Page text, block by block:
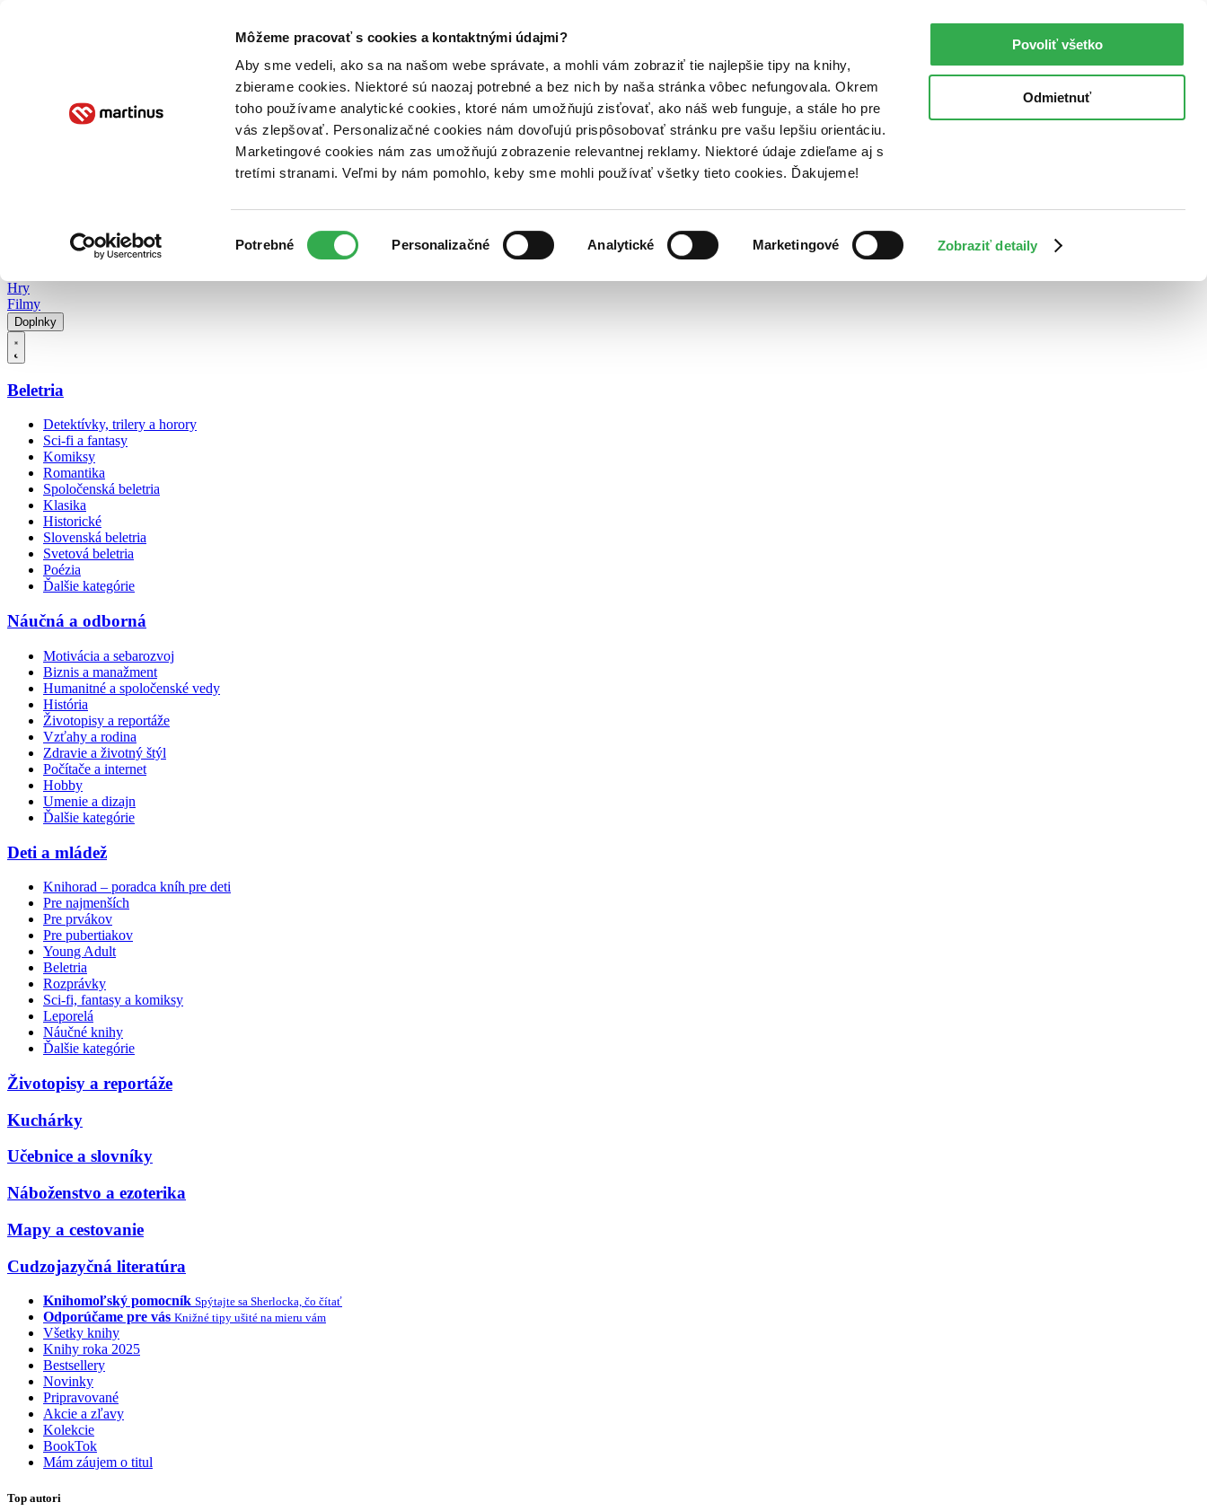
Môžeme pracovať s cookies a kontaktnými údajmi?
Aby sme vedeli, ako sa na našom webe správate, a mohli vám zobraziť tie najlepšie tipy na knihy,
zbierame cookies. Niektoré sú naozaj potrebné a bez nich by naša stránka vôbec nefungovala. Okrem
toho používame analytické cookies, ktoré nám umožňujú zisťovať, ako náš web funguje, a stále ho pre
vás zlepšovať. Personalizačné cookies nám dovoľujú prispôsobovať stránku pre vašu lepšiu orientáciu.
Marketingové cookies nám zas umožňujú zobrazenie relevantnej reklamy. Niektoré údaje zdieľame aj s
tretími stranami. Veľmi by nám pomohlo, keby sme mohli používať všetky tieto cookies. Ďakujeme!
súhlasu
Potrebné Personalizačné Analytické Marketingové Zobraziť detaily
Povoliť všetko
Odmietnuť
Poukážky Kontakt
Hry
Filmy
Doplnky
Beletria
Detektívky, trilery a horory
Sci-fi a fantasy
Komiksy
Romantika
Spoločenská beletria
Klasika
Historické
Slovenská beletria
Svetová beletria
Poézia
Ďalšie kategórie
Náučná a odborná
Motivácia a sebarozvoj
Biznis a manažment
Humanitné a spoločenské vedy
História
Životopisy a reportáže
Vzťahy a rodina
Zdravie a životný štýl
Počítače a internet
Hobby
Umenie a dizajn
Ďalšie kategórie
Deti a mládež
Knihorad – poradca kníh pre deti
Pre najmenších
Pre prvákov
Pre pubertiakov
Young Adult
Beletria
Rozprávky
Sci-fi, fantasy a komiksy
Leporelá
Náučné knihy
Ďalšie kategórie
Životopisy a reportáže
Kuchárky
Učebnice a slovníky
Náboženstvo a ezoterika
Mapy a cestovanie
Cudzojazyčná literatúra
Knihomoľský pomocník Spýtajte sa Sherlocka, čo čítať
Odporúčame pre vás Knižné tipy ušité na mieru vám
Všetky knihy
Knihy roka 2025
Bestsellery
Novinky
Pripravované
Akcie a zľavy
Kolekcie
BookTok
Mám záujem o titul
Top autori